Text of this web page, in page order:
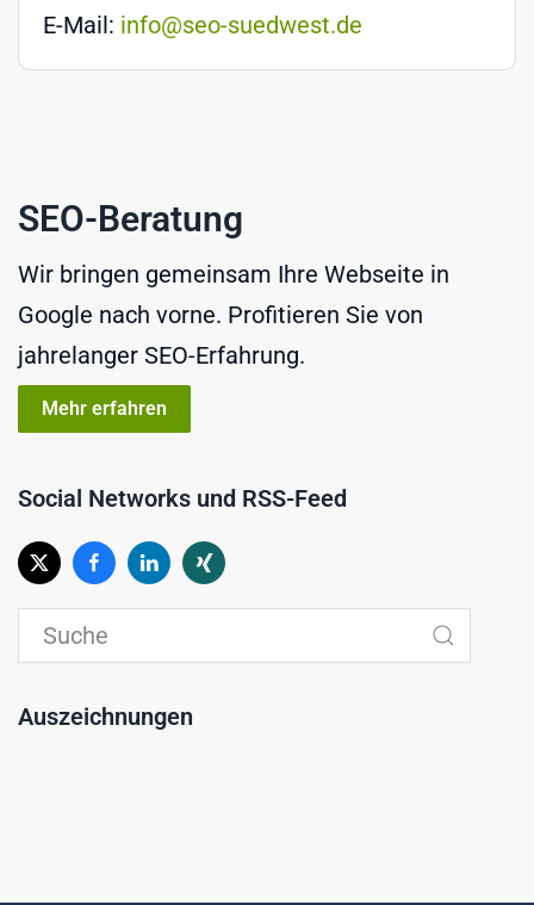
E-Mail: info@seo-suedwest.de
SEO-Beratung
Wir bringen gemeinsam Ihre Webseite in
Google nach vorne. Profitieren Sie von
jahrelanger SEO-Erfahrung.
Mehr erfahren
Social Networks und RSS-Feed
Auszeichnungen